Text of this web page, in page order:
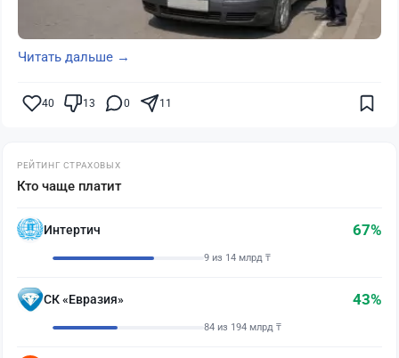
Читать дальше →
40 13 0 11
РЕЙТИНГ СТРАХОВЫХ
Кто чаще платит
Интертич 67%
9 из 14 млрд ₸
СК «Евразия» 43%
84 из 194 млрд ₸